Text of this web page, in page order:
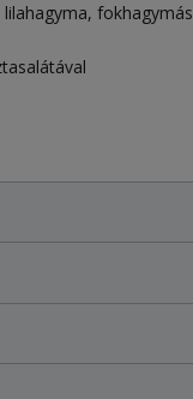
lilahagyma fokhagymás